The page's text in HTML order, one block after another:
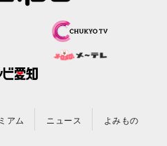
アム ニュース よみもの